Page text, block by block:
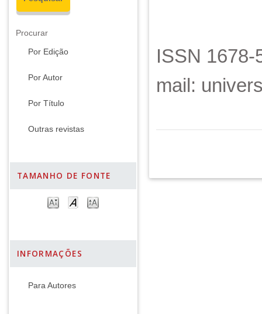
Procurar
Por Edição
Por Autor
Por Título
Outras revistas
TAMANHO DE FONTE
INFORMAÇÕES
Para Autores
ISSN
mail: